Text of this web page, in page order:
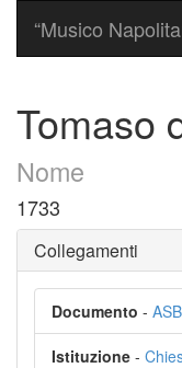
“Musico
Tomaso
Nome
1733
Collegamenti
Documento -
Istituzione -